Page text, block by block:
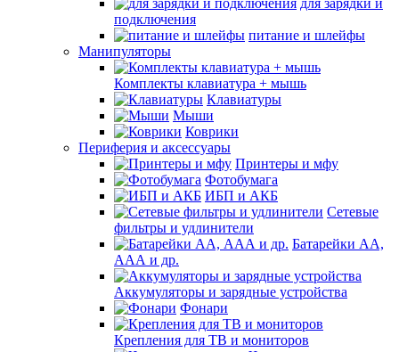
для зарядки и
подключения
питание и шлейфы
Манипуляторы
Комплекты клавиатура + мышь
Клавиатуры
Мыши
Коврики
Периферия и аксессуары
Принтеры и мфу
Фотобумага
ИБП и АКБ
Сетевые
фильтры и удлинители
Батарейки АА,
ААА и др.
Аккумуляторы и зарядные устройства
Фонари
Крепления для ТВ и мониторов